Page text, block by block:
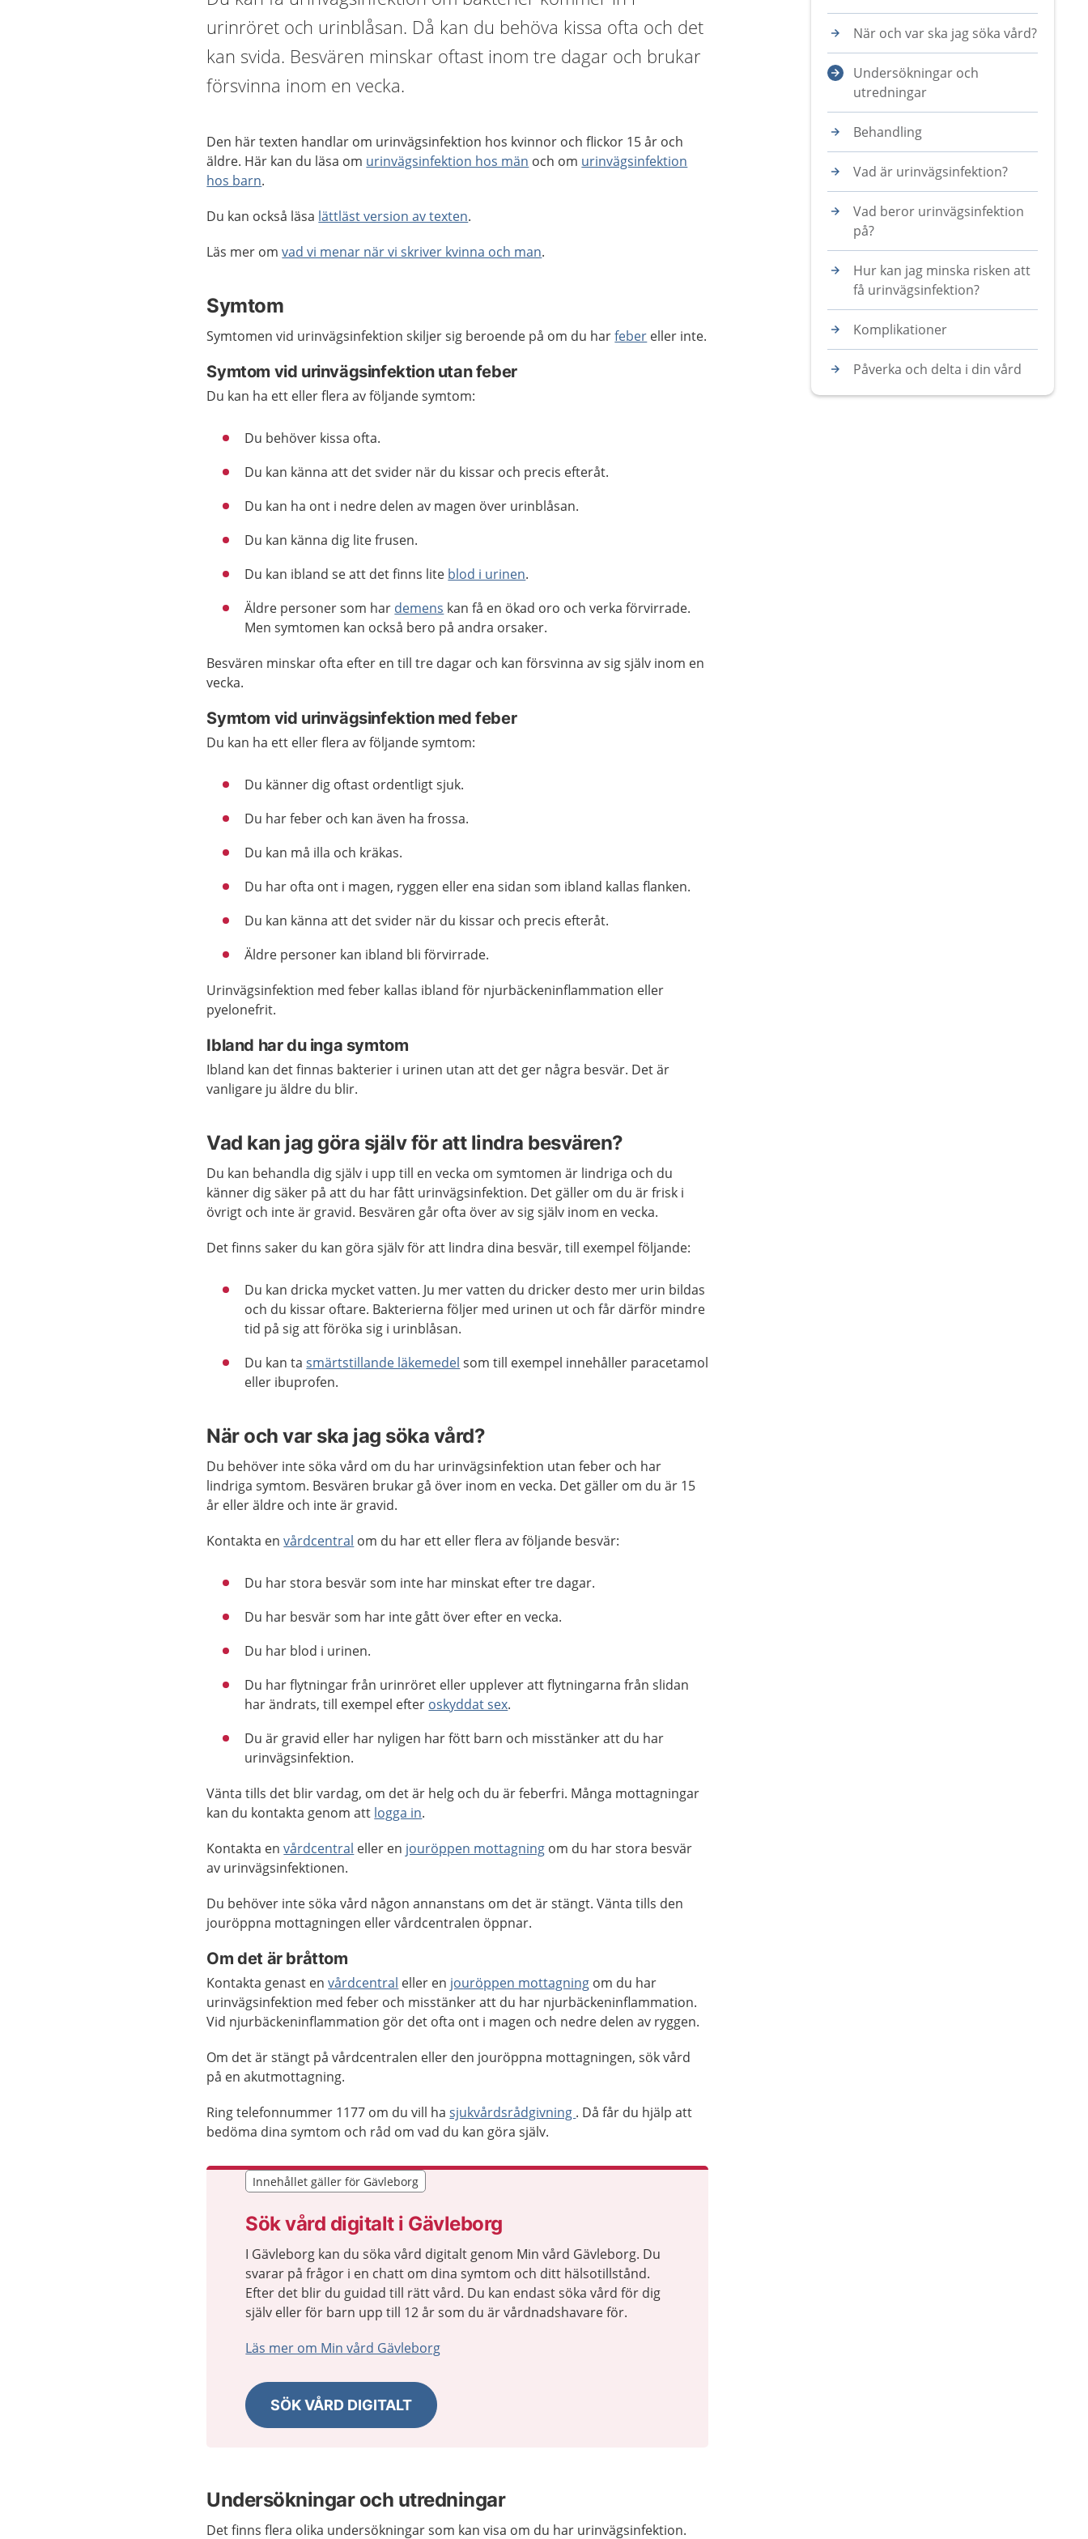
urinröret och urinblåsan. Då kan du behöva kissa ofta och det
kan svida. Besvären minskar oftast inom tre dagar och brukar
försvinna inom en vecka.
Den här texten handlar om urinvägsinfektion hos kvinnor och flickor 15 år och
äldre. Här kan du läsa om urinvägsinfektion hos män och om urinvägsinfektion
hos barn.
Du kan också läsa lättläst version av texten.
Läs mer omvad vi menar när vi skriver kvinna och man.
Symtom
Symtomen vid urinvägsinfektion skiljer sig beroende på om du harfeber eller inte.
Symtom vid urinvägsinfektion utan feber
Du kan ha ett eller flera av följande symtom:
Du behöver kissa ofta.
Du kan känna att det svider när du kissar och precis efteråt.
Du kan ha ont i nedre delen av magen över urinblåsan.
Du kan känna dig lite frusen.
Du kan ibland se att det finns lite blod i urinen.
Äldre personer som har demens kan få en ökad oro och verka förvirrade.
Men symtomen kan också bero på andra orsaker.
Besvären minskar ofta efter en till tre dagar och kan försvinna av sig själv inom en
vecka.
Symtom vid urinvägsinfektion med feber
Du kan ha ett eller flera av följande symtom:
Du känner dig oftast ordentligt sjuk.
Du har feber och kan även ha frossa.
Du kan må illa och kräkas.
Du har ofta ont i magen, ryggen eller ena sidan som ibland kallas flanken.
Du kan känna att det svider när du kissar och precis efteråt.
Äldre personer kan ibland bli förvirrade.
Urinvägsinfektion med feber kallas ibland för njurbäckeninflammation eller
pyelonefrit.
Ibland har du inga symtom
Ibland kan det finnas bakterier i urinen utan att det ger några besvär. Det är
vanligare ju äldre du blir.
Vad kan jag göra själv för att lindra besvären?
Du kan behandla dig själv i upp till en vecka om symtomen är lindriga och du
känner dig säker på att du har fått urinvägsinfektion. Det gäller om du är frisk i
övrigt och inte är gravid. Besvären går ofta över av sig själv inom en vecka.
Det finns saker du kan göra själv för att lindra dina besvär, till exempel följande:
Du kan dricka mycket vatten. Ju mer vatten du dricker desto mer urin bildas
och du kissar oftare. Bakterierna följer med urinen ut och får därför mindre
tid på sig att föröka sig i urinblåsan.
Du kan tasmärtstillande läkemedel som till exempel innehåller paracetamol
eller ibuprofen.
När och var ska jag söka vård?
Du behöver inte söka vård om du har urinvägsinfektion utan feber och har
lindriga symtom. Besvären brukar gå över inom en vecka. Det gäller om du är 15
år eller äldre och inte är gravid.
Kontakta envårdcentral om du har ett eller flera av följande besvär:
Du har stora besvär som inte har minskat efter tre dagar.
Du har besvär som har inte gått över efter en vecka.
Du har blod i urinen.
Du har flytningar från urinröret eller upplever att flytningarna från slidan
har ändrats, till exempel efter oskyddat sex.
Du är gravid eller har nyligen har fött barn och misstänker att du har
urinvägsinfektion.
Vänta tills det blir vardag, om det är helg och du är feberfri. Många mottagningar
kan du kontakta genom att logga in.
Kontakta envårdcentral eller en jouröppen mottagning om du har stora besvär
av urinvägsinfektionen.
Du behöver inte söka vård någon annanstans om det är stängt. Vänta tills den
jouröppna mottagningen eller vårdcentralen öppnar.
Om det är bråttom
Kontakta genast envårdcentral eller en jouröppen mottagning om du har
urinvägsinfektion med feber och misstänker att du har njurbäckeninflammation.
Vid njurbäckeninflammation gör det ofta ont i magen och nedre delen av ryggen.
Om det är stängt på vårdcentralen eller den jouröppna mottagningen, sök vård
på en akutmottagning.
Ring telefonnummer 1177 om du vill hasjukvårdsrådgivning . Då får du hjälp att
bedöma dina symtom och råd om vad du kan göra själv.
Innehållet gäller för Gävleborg
Innehållet gäller för Gävleborg
Sök vård digitalt i Gävleborg
I Gävleborg kan du söka vård digitalt genom Min vård Gävleborg. Du
svarar på frågor i en chatt om dina symtom och ditt hälsotillstånd.
Efter det blir du guidad till rätt vård. Du kan endast söka vård för dig
själv eller för barn upp till 12 år som du är vårdnadshavare för.
Läs mer om Min vård Gävleborg
SÖK VÅRD DIGITALT
Undersökningar och utredningar
Det finns flera olika undersökningar som kan visa om du har urinvägsinfektion.
När och var ska jag söka vård?
Undersökningar och
utredningar
Behandling
Vad är urinvägsinfektion?
Vad beror urinvägsinfektion
på?
Hur kan jag minska risken att
få urinvägsinfektion?
Komplikationer
Påverka och delta i din vård